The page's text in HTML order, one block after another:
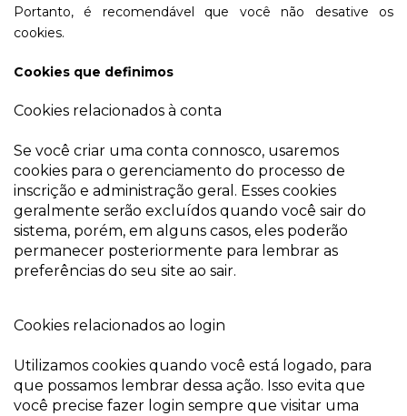
Portanto, é recomendável que você não desative os
cookies.
Cookies que definimos
Cookies relacionados à conta
Se você criar uma conta connosco, usaremos
cookies para o gerenciamento do processo de
inscrição e administração geral. Esses cookies
geralmente serão excluídos quando você sair do
sistema, porém, em alguns casos, eles poderão
permanecer posteriormente para lembrar as
preferências do seu site ao sair.
Cookies relacionados ao login
Utilizamos cookies quando você está logado, para
que possamos lembrar dessa ação. Isso evita que
você precise fazer login sempre que visitar uma